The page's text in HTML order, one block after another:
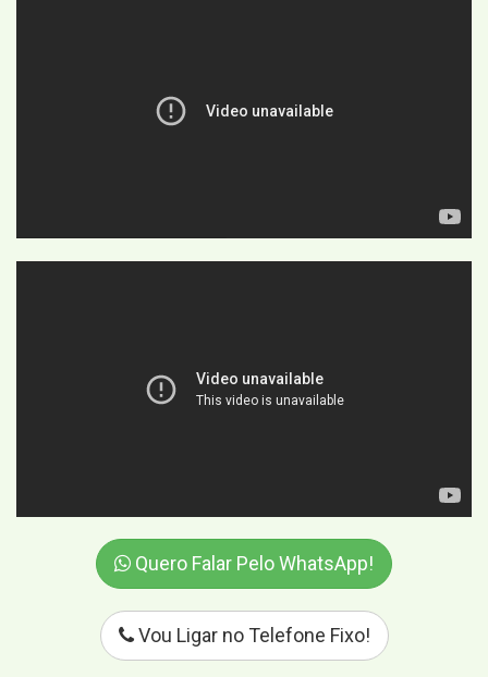
Quero Falar Pelo WhatsApp!
Vou Ligar no Telefone Fixo!